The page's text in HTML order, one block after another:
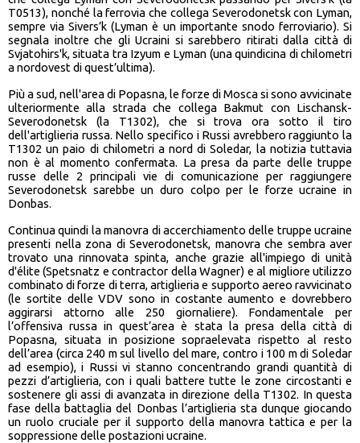
T0513), nonché la ferrovia che collega Severodonetsk con Lyman,
sempre via Sivers’k (Lyman è un importante snodo ferroviario). Si
segnala inoltre che gli Ucraini si sarebbero ritirati dalla città di
Svjatohirs'k, situata tra Izyum e Lyman (una quindicina di chilometri
a nordovest di quest’ultima).
Più a sud, nell'area di Popasna, le forze di Mosca si sono avvicinate
ulteriormente alla strada che collega Bakmut con Lischansk-
Severodonetsk (la T1302), che si trova ora sotto il tiro
dell'artiglieria russa. Nello specifico i Russi avrebbero raggiunto la
T1302 un paio di chilometri a nord di Soledar, la notizia tuttavia
non è al momento confermata. La presa da parte delle truppe
russe delle 2 principali vie di comunicazione per raggiungere
Severodonetsk sarebbe un duro colpo per le forze ucraine in
Donbas.
Continua quindi la manovra di accerchiamento delle truppe ucraine
presenti nella zona di Severodonetsk, manovra che sembra aver
trovato una rinnovata spinta, anche grazie all'impiego di unità
d'élite (Spetsnatz e contractor della Wagner) e al migliore utilizzo
combinato di forze di terra, artiglieria e supporto aereo ravvicinato
(le sortite delle VDV sono in costante aumento e dovrebbero
aggirarsi attorno alle 250 giornaliere). Fondamentale per
l’offensiva russa in quest’area è stata la presa della città di
Popasna, situata in posizione sopraelevata rispetto al resto
dell’area (circa 240 m sul livello del mare, contro i 100 m di Soledar
ad esempio), i Russi vi stanno concentrando grandi quantità di
pezzi d’artiglieria, con i quali battere tutte le zone circostanti e
sostenere gli assi di avanzata in direzione della T1302. In questa
fase della battaglia del Donbas l’artiglieria sta dunque giocando
un ruolo cruciale per il supporto della manovra tattica e per la
soppressione delle postazioni ucraine.